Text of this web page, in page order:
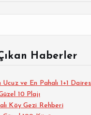
Haberler
Ucuz ve En Pahalı 1+1
10 Plajı
Köy Gezi Rehberi